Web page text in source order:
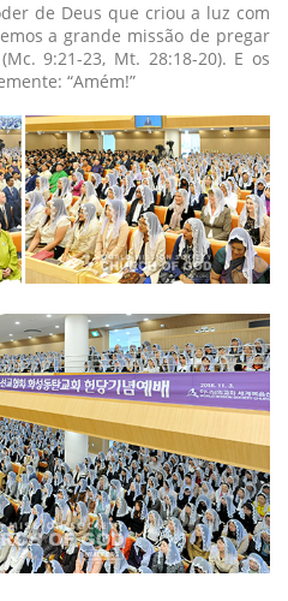
de Deus que criou a luz com
a grande missão de pregar
9:21-23, Mt. 28:18-20). E os
“Amém!”